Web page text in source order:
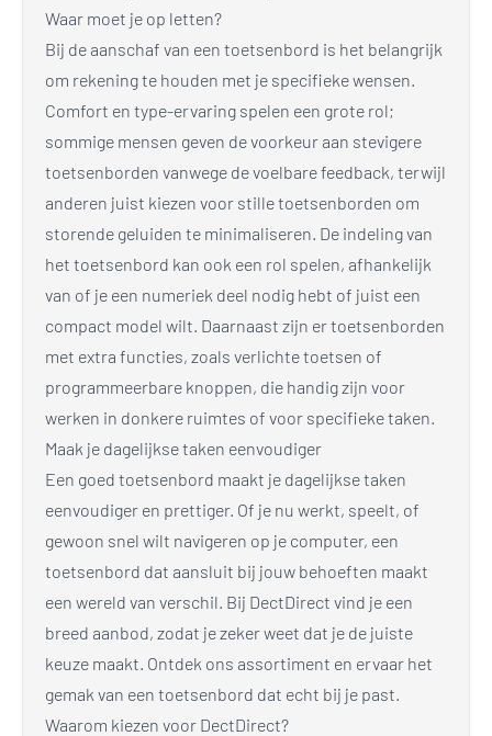
Waar moet je op letten?
Bij de aanschaf van een toetsenbord is het belangrijk
om rekening te houden met je specifieke wensen.
Comfort en type-ervaring spelen een grote rol;
sommige mensen geven de voorkeur aan stevigere
toetsenborden vanwege de voelbare feedback, terwijl
anderen juist kiezen voor stille toetsenborden om
storende geluiden te minimaliseren. De indeling van
het toetsenbord kan ook een rol spelen, afhankelijk
van of je een numeriek deel nodig hebt of juist een
compact model wilt. Daarnaast zijn er toetsenborden
met extra functies, zoals verlichte toetsen of
programmeerbare knoppen, die handig zijn voor
werken in donkere ruimtes of voor specifieke taken.
Maak je dagelijkse taken eenvoudiger
Een goed toetsenbord maakt je dagelijkse taken
eenvoudiger en prettiger. Of je nu werkt, speelt, of
gewoon snel wilt navigeren op je computer, een
toetsenbord dat aansluit bij jouw behoeften maakt
een wereld van verschil. Bij DectDirect vind je een
breed aanbod, zodat je zeker weet dat je de juiste
keuze maakt. Ontdek ons assortiment en ervaar het
gemak van een toetsenbord dat echt bij je past.
Waarom kiezen voor DectDirect?